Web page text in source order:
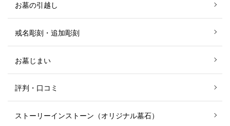
お墓の引越し
戒名彫刻・追加彫刻
お墓じまい
評判・口コミ
ストーリーインストーン（オリジナル墓石）